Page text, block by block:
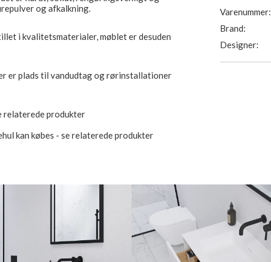
og afkalkning.
i kvalitetsmaterialer, møblet er desuden
er plads til vandudtag og rørinstallationer
relaterede produkter
kan købes - se relaterede produkter
Varenummer:
Brand:
Designer: